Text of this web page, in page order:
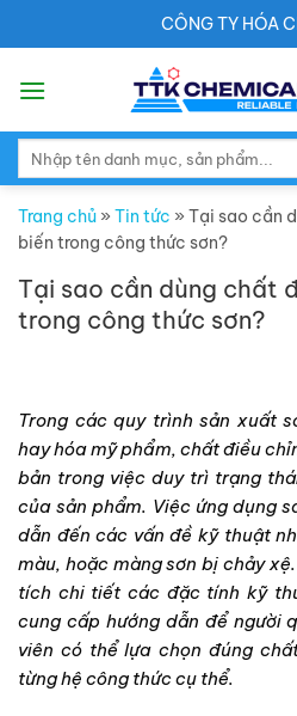
to
CÔNG TY HÓA
Trang chủ » Tin tức » Tại sao cần
biến trong công thức sơn?
Tại sao cần dùng chất
trong công thức sơn?
Trong các quy trình sản xuất
hay hóa mỹ phẩm, chất điều
bản trong việc duy trì trạng
của sản phẩm. Việc ứng dụng
dẫn đến các vấn đề kỹ thuật
màu, hoặc màng sơn bị chảy
tích chi tiết các đặc tính kỹ
cung cấp hướng dẫn để người
viên có thể lựa chọn đúng
từng hệ công thức cụ thể.